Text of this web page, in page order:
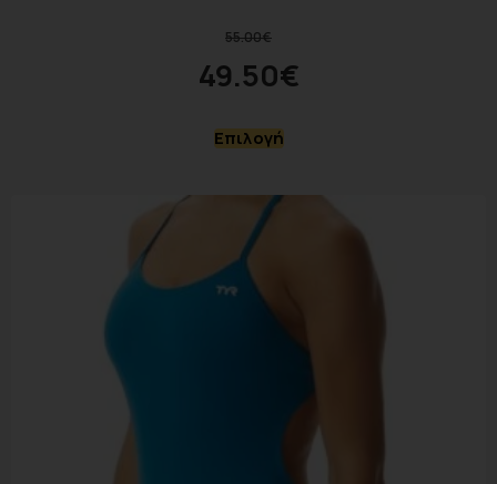
55.00€
49.50€
Επιλογή